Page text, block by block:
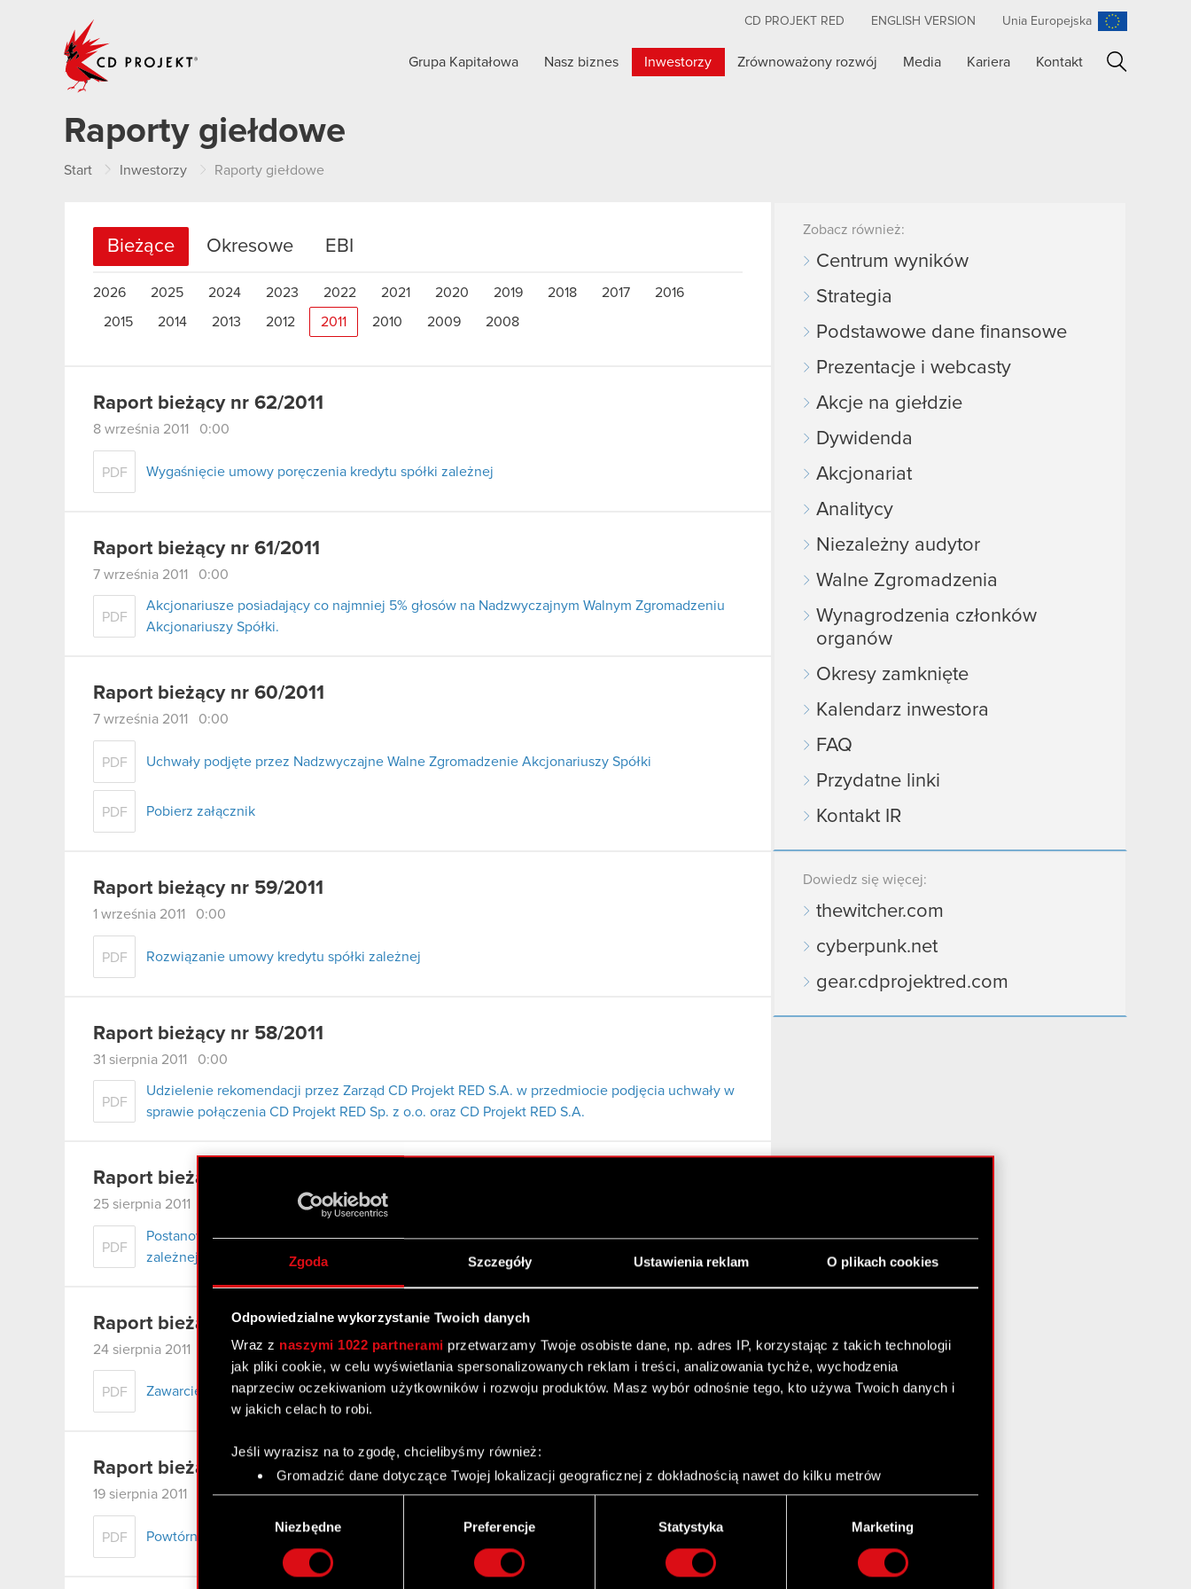
Zgoda Szczegóły Ustawienia reklam O plikach cookies
Odpowiedzialne wykorzystanie Twoich danych
Wraz z naszymi 1022 partnerami przetwarzamy Twoje osobiste dane, np. adres IP, korzystając z takich technologii
jak pliki cookie, w celu wyświetlania spersonalizowanych reklam i treści, analizowania tychże, wychodzenia
naprzeciw oczekiwaniom użytkowników i rozwoju produktów. Masz wybór odnośnie tego, kto używa Twoich danych i
w jakich celach to robi.
Jeśli wyrazisz na to zgodę, chcielibyśmy również:
Gromadzić dane dotyczące Twojej lokalizacji geograficznej z dokładnością nawet do kilku metrów
Identyfikować Twoje urządzenie, aktywnie analizując charakteryzującego je zbiory danych (fingerprinting,
Dowiedz się więcej odnośnie tego, jak Twoje osobiste dane są przetwarzane oraz ustaw własne preferencje w
szczegółów . W Deklaracji plików cookie możesz zmienić lub wycofać swoją zgodę w dowolnej chwili.
Niezbędne Preferencje Statystyka Marketing
CD PROJEKT RED ENGLISH VERSION Unia Europejska
Grupa Kapitałowa Nasz biznes Inwestorzy Zrównoważony rozwój Media Kariera Kontakt
Raporty giełdowe
Start Inwestorzy Raporty giełdowe
Bieżące Okresowe EBI
2026 2025 2024 2023 2022 2021 2020 2019 2018 2017 2016
2015 2014 2013 2012 2011 2010 2009 2008
Raport bieżący nr 62/2011
8 września 2011 0:00
PDF Wygaśnięcie umowy poręczenia kredytu spółki zależnej
Raport bieżący nr 61/2011
7 września 2011 0:00
PDF
Akcjonariusze posiadający co najmniej 5% głosów na Nadzwyczajnym Walnym Zgromadzeniu
Akcjonariuszy Spółki.
Raport bieżący nr 60/2011
7 września 2011 0:00
PDF Uchwały podjęte przez Nadzwyczajne Walne Zgromadzenie Akcjonariuszy Spółki
PDF Pobierz załącznik
Raport bieżący nr 59/2011
1 września 2011 0:00
PDF Rozwiązanie umowy kredytu spółki zależnej
Raport bieżący nr 58/2011
31 sierpnia 2011 0:00
PDF
Udzielenie rekomendacji przez Zarząd CD Projekt RED S.A. w przedmiocie podjęcia uchwały w
sprawie połączenia CD Projekt RED Sp. z o.o. oraz CD Projekt RED S.A.
Raport bieżący nr 57/2011
25 sierpnia 2011 0:00
PDF
Postanowienie w przedmiocie ustanowienia zabezpieczeń w toczącym się postępowaniu spółki
zależnej
Raport bieżący nr 56/2011
24 sierpnia 2011 0:00
PDF Zawarcie umowy kredytowej przez podmioty zależne
Raport bieżący nr 55/2011
19 sierpnia 2011 0:00
PDF Powtórne zawiadomienie Akcjonariuszy o zamiarze połączenia
Zobacz również:
Centrum wyników
Strategia
Podstawowe dane finansowe
Prezentacje i webcasty
Akcje na giełdzie
Dywidenda
Akcjonariat
Analitycy
Niezależny audytor
Walne Zgromadzenia
Wynagrodzenia członków
organów
Okresy zamknięte
Kalendarz inwestora
FAQ
Przydatne linki
Kontakt IR
Dowiedz się więcej:
thewitcher.com
cyberpunk.net
gear.cdprojektred.com